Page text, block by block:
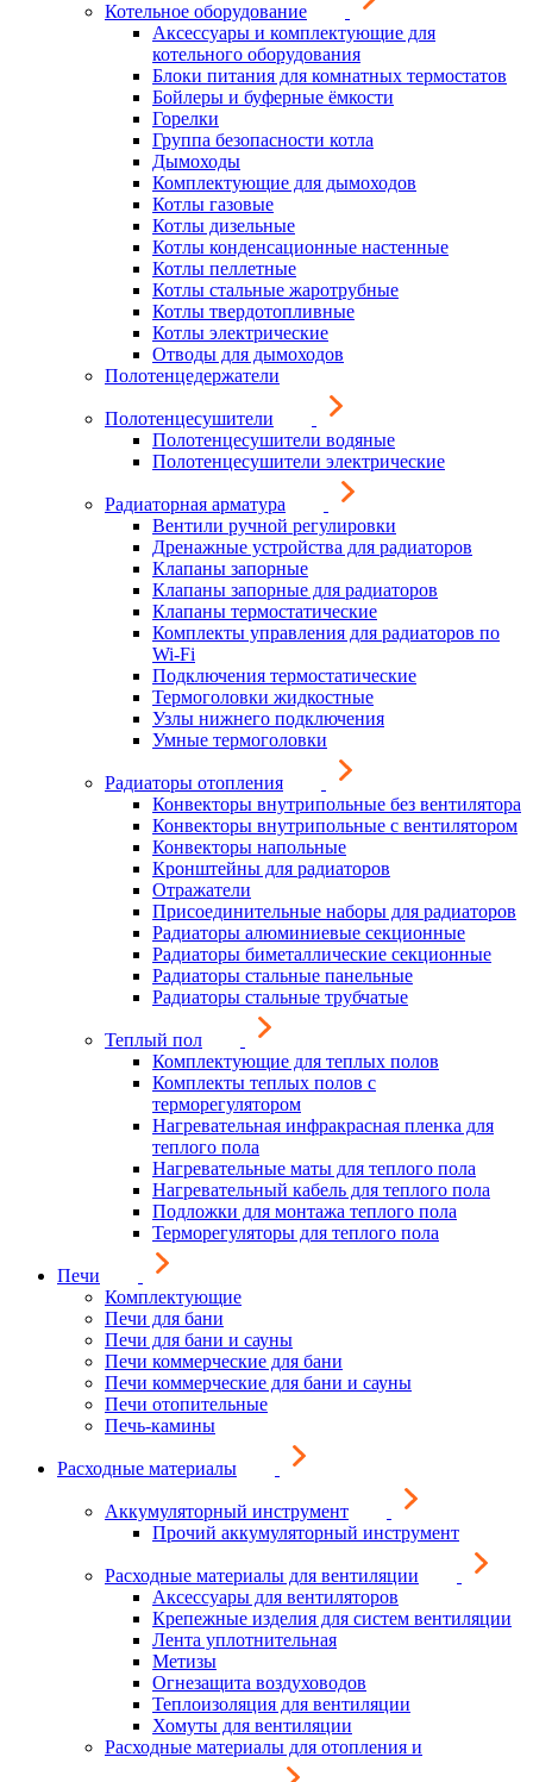
Котельное оборудование
Аксессуары и комплектующие для
котельного оборудования
Блоки питания для комнатных термостатов
Бойлеры и буферные ёмкости
Горелки
Группа безопасности котла
Дымоходы
Комплектующие для дымоходов
Котлы газовые
Котлы дизельные
Котлы конденсационные настенные
Котлы пеллетные
Котлы стальные жаротрубные
Котлы твердотопливные
Котлы электрические
Отводы для дымоходов
Полотенцедержатели
Полотенцесушители
Полотенцесушители водяные
Полотенцесушители электрические
Радиаторная арматура
Вентили ручной регулировки
Дренажные устройства для радиаторов
Клапаны запорные
Клапаны запорные для радиаторов
Клапаны термостатические
Комплекты управления для радиаторов по
Wi-Fi
Подключения термостатические
Термоголовки жидкостные
Узлы нижнего подключения
Умные термоголовки
Радиаторы отопления
Конвекторы внутрипольные без вентилятора
Конвекторы внутрипольные с вентилятором
Конвекторы напольные
Кронштейны для радиаторов
Отражатели
Присоединительные наборы для радиаторов
Радиаторы алюминиевые секционные
Радиаторы биметаллические секционные
Радиаторы стальные панельные
Радиаторы стальные трубчатые
Теплый пол
Комплектующие для теплых полов
Комплекты теплых полов с
терморегулятором
Нагревательная инфракрасная пленка для
теплого пола
Нагревательные маты для теплого пола
Нагревательный кабель для теплого пола
Подложки для монтажа теплого пола
Терморегуляторы для теплого пола
Печи
Комплектующие
Печи для бани
Печи для бани и сауны
Печи коммерческие для бани
Печи коммерческие для бани и сауны
Печи отопительные
Печь-камины
Расходные материалы
Аккумуляторный инструмент
Прочий аккумуляторный инструмент
Расходные материалы для вентиляции
Аксессуары для вентиляторов
Крепежные изделия для систем вентиляции
Лента уплотнительная
Метизы
Огнезащита воздуховодов
Теплоизоляция для вентиляции
Хомуты для вентиляции
Расходные материалы для отопления и